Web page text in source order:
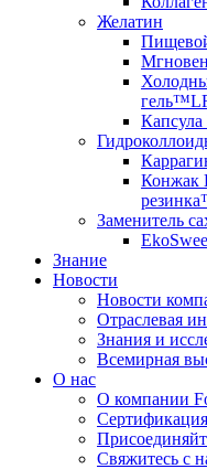
Желатин
Конжак
Заменитель
Знание
Новости
Новости
Отраслевая
Знания и
Всемирная
О нас
О компании
Сертификация
Свяжитесь с